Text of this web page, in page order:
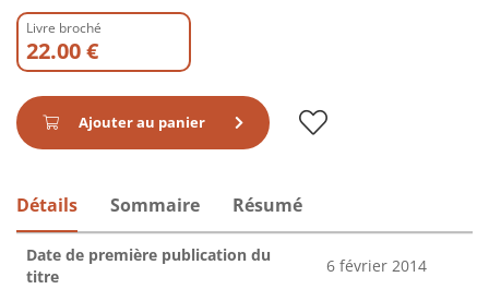
Livre broché
22.00 €
Ajouter au panier
Détails Sommaire Résumé
Date de première publication du
titre
6 février 2014